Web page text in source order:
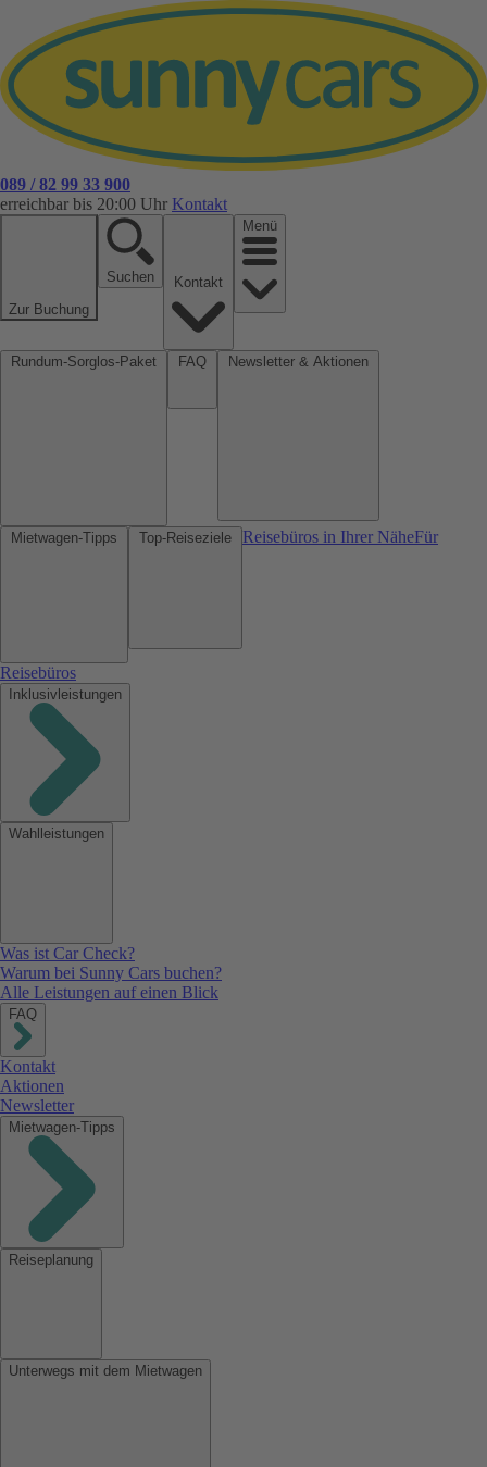
089 / 82 99 33 900
erreichbar bis 20:00 Uhr Kontakt
Zur Buchung
Suchen
Menü
Reisebüros in Ihrer NäheFür
Reisebüros
Inklusivleistungen
Wahlleistungen
Was ist Car Check?
Warum bei Sunny Cars buchen?
Alle Leistungen auf einen Blick
FAQ
Kontakt
Aktionen
Newsletter
Mietwagen-Tipps
Reiseplanung
Unterwegs mit dem Mietwagen